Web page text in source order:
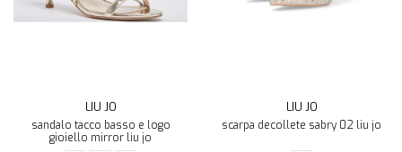
LIU JO
sandalo tacco basso e logo
gioiello mirror liu jo
LIU JO
scarpa decollete sabry 02 liu jo